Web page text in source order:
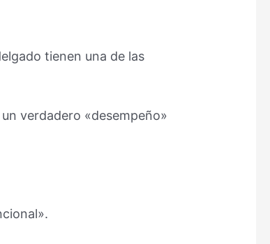
tienen una de las
verdadero «desempeño»